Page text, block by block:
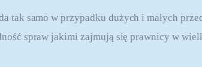
tak samo w przypadku dużych i małych
spraw jakimi zajmują się prawnicy w